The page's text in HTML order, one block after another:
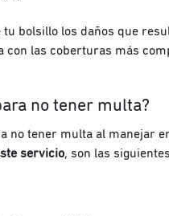
bolsillo los daños que
con las coberturas más
no tener multa?
no tener multa al manejar
servicio, son las